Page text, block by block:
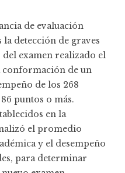
de evaluación
detección de graves
examen realizado el
conformación de un
de los 268
puntos o más.
en la
el promedio
y el desempeño
para determinar